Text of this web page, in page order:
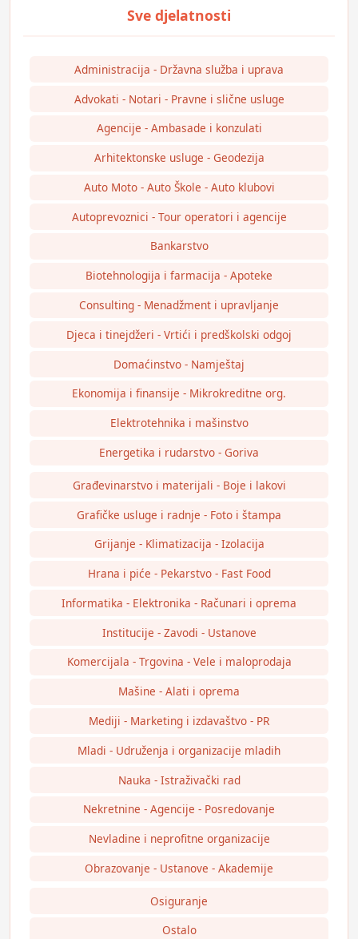
Administracija - Državna služba i uprava
Advokati - Notari - Pravne i slične usluge
Agencije - Ambasade i konzulati
Arhitektonske usluge - Geodezija
Auto Moto - Auto Škole - Auto klubovi
Autoprevoznici - Tour operatori i agencije
Bankarstvo
Biotehnologija i farmacija - Apoteke
Consulting - Menadžment i upravljanje
Djeca i tinejdžeri - Vrtići i predškolski odgoj
Domaćinstvo - Namještaj
Ekonomija i finansije - Mikrokreditne org.
Elektrotehnika i mašinstvo
Energetika i rudarstvo - Goriva
Građevinarstvo i materijali - Boje i lakovi
Grafičke usluge i radnje - Foto i štampa
Grijanje - Klimatizacija - Izolacija
Hrana i piće - Pekarstvo - Fast Food
Informatika - Elektronika - Računari i oprema
Institucije - Zavodi - Ustanove
Komercijala - Trgovina - Vele i maloprodaja
Mašine - Alati i oprema
Mediji - Marketing i izdavaštvo - PR
Mladi - Udruženja i organizacije mladih
Nauka - Istraživački rad
Nekretnine - Agencije - Posredovanje
Nevladine i neprofitne organizacije
Obrazovanje - Ustanove - Akademije
Osiguranje
Ostalo